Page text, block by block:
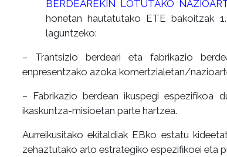
BERDEAREKIN LOTUTAKO
honetan hautatutako ETE bakoitzak
laguntzeko:
– Trantsizio berdeari eta fabrikazio
enpresentzako azoka komertzialetan/
– Fabrikazio berdean ikuspegi espezifikoa
ikaskuntza-misioetan parte hartzea.
Aurreikusitako ekitaldiak EBko estatu
zehaztutako arlo estrategiko espezifikoei eta